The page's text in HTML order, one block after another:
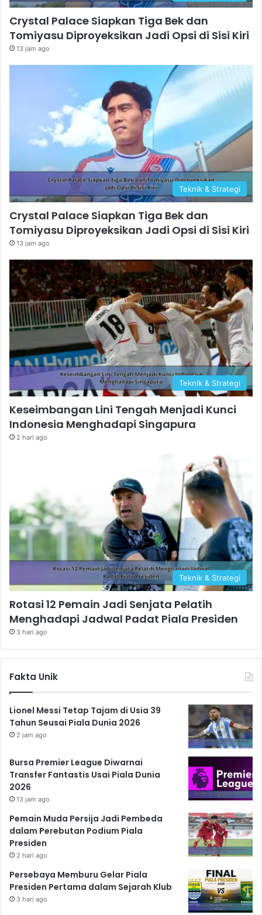
Crystal Palace Siapkan Tiga Bek dan
Tomiyasu Diproyeksikan Jadi Opsi di Sisi Kiri
13 jam ago
Teknik & Strategi
Crystal Palace Siapkan Tiga Bek dan
Tomiyasu Diproyeksikan Jadi Opsi di Sisi Kiri
13 jam ago
Teknik & Strategi
Keseimbangan Lini Tengah Menjadi Kunci
Indonesia Menghadapi Singapura
2 hari ago
Teknik & Strategi
Rotasi 12 Pemain Jadi Senjata Pelatih
Menghadapi Jadwal Padat Piala Presiden
3 hari ago
Fakta Unik
Lionel Messi Tetap Tajam di Usia 39
Tahun Seusai Piala Dunia 2026
2 jam ago
Bursa Premier League Diwarnai
Transfer Fantastis Usai Piala Dunia
2026
13 jam ago
Pemain Muda Persija Jadi Pembeda
dalam Perebutan Podium Piala
Presiden
2 hari ago
Persebaya Memburu Gelar Piala
Presiden Pertama dalam Sejarah Klub
3 hari ago